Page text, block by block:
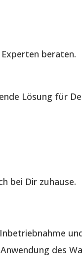
beraten.
Lösung für
bei Dir zuhause.
des